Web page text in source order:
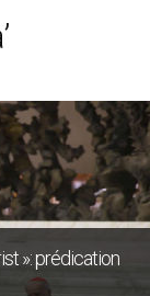
»: prédication